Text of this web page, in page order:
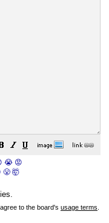
😭 😡
😤 🤯
to the board's usage terms